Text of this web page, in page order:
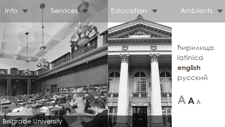
Info Services Education Ambients
Belgrade University
ћирилица
latinica
english
русский